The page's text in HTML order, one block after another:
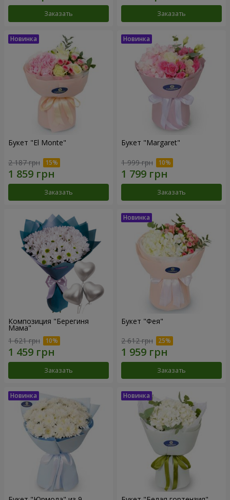
Заказать Заказать
Букет "El Monte"
2 187 грн
Заказать
Букет "Margaret"
1 999 грн
Заказать
Композиция "Берегиня
Мама"
1 621 грн
Заказать
Букет "Фея"
2 612 грн
Заказать